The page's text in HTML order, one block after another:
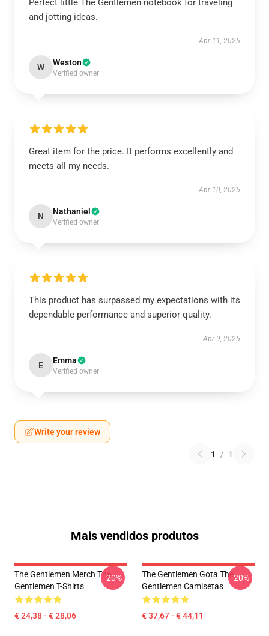
Perfect little The Gentlemen notebook for traveling
and jotting ideas.
Apr 11, 2025
W Weston
Verified owner
Great item for the price. It performs excellently and
meets all my needs.
Apr 10, 2025
N Nathaniel
Verified owner
This product has surpassed my expectations with its
dependable performance and superior quality.
Apr 9, 2025
E Emma
Verified owner
Write your review
1 / 1
Mais vendidos produtos
The Gentlemen Merch The
Gentlemen T-Shirts
€ 24,38 - € 28,06
-20%
The Gentlemen Gota The
Gentlemen Camisetas
€ 37,67 - € 44,11
-20%